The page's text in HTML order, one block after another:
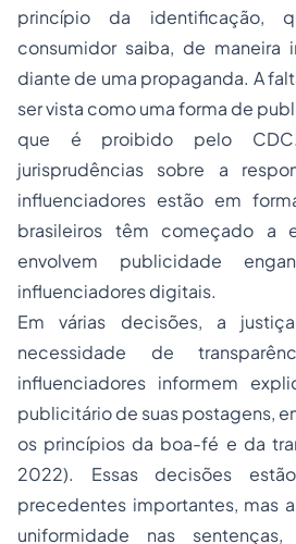
princípio da identificação,
consumidor saiba, de maneira
diante de uma propaganda. A
ser vista como uma forma de
que é proibido pelo
jurisprudências sobre a
influenciadores estão em
brasileiros têm começado a
envolvem publicidade
influenciadores digitais.
Em várias decisões, a
necessidade de
influenciadores informem
publicitário de suas postagens,
os princípios da boa-fé e da
2022). Essas decisões
precedentes importantes, mas
uniformidade nas